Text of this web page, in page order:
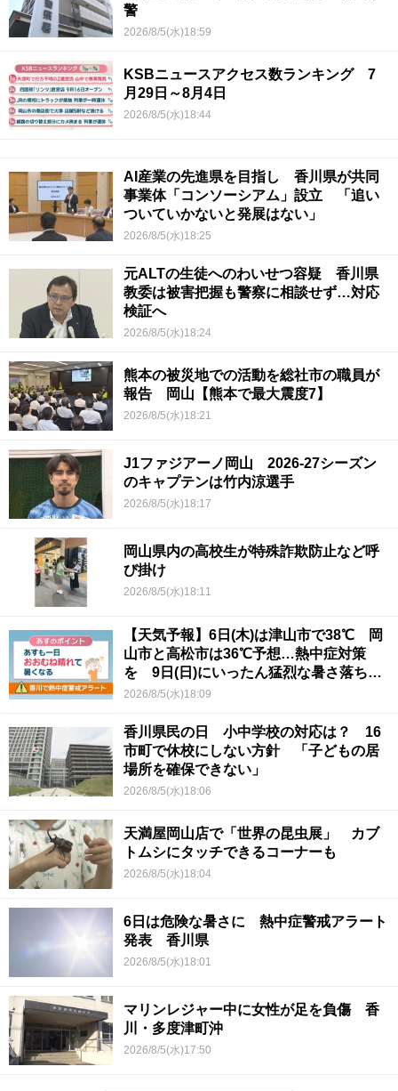
警
2026/8/5(水)18:59
KSBニュースアクセス数ランキング 7
月29日～8月4日
2026/8/5(水)18:44
AI産業の先進県を目指し 香川県が共同
事業体「コンソーシアム」設立 「追い
ついていかないと発展はない」
2026/8/5(水)18:25
元ALTの生徒へのわいせつ容疑 香川県
教委は被害把握も警察に相談せず…対応
検証へ
2026/8/5(水)18:24
熊本の被災地での活動を総社市の職員が
報告 岡山【熊本で最大震度7】
2026/8/5(水)18:21
J1ファジアーノ岡山 2026-27シーズン
のキャプテンは竹内涼選手
2026/8/5(水)18:17
岡山県内の高校生が特殊詐欺防止など呼
び掛け
2026/8/5(水)18:11
【天気予報】6日(木)は津山市で38℃ 岡
山市と高松市は36℃予想…熱中症対策
を 9日(日)にいったん猛烈な暑さ落ち着
くか
2026/8/5(水)18:09
香川県民の日 小中学校の対応は？ 16
市町で休校にしない方針 「子どもの居
場所を確保できない」
2026/8/5(水)18:06
天満屋岡山店で「世界の昆虫展」 カブ
トムシにタッチできるコーナーも
2026/8/5(水)18:04
6日は危険な暑さに 熱中症警戒アラート
発表 香川県
2026/8/5(水)18:01
マリンレジャー中に女性が足を負傷 香
川・多度津町沖
2026/8/5(水)17:50